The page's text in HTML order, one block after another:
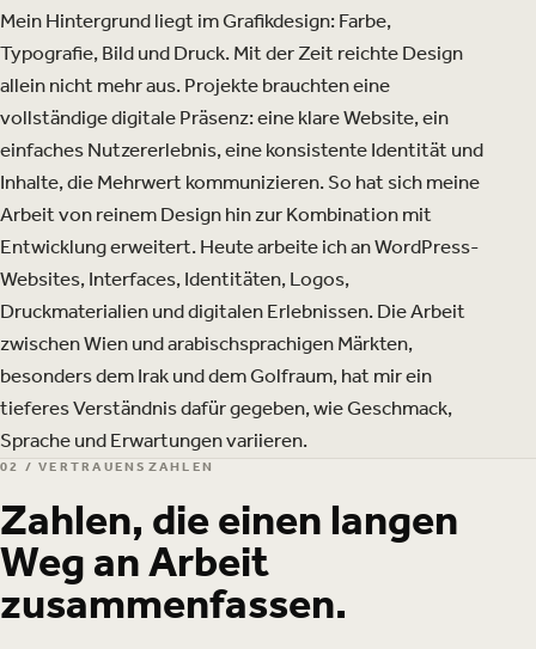
Mein Hintergrund liegt im Grafikdesign: Farbe,
Typografie, Bild und Druck. Mit der Zeit reichte Design
allein nicht mehr aus. Projekte brauchten eine
vollständige digitale Präsenz: eine klare Website, ein
einfaches Nutzererlebnis, eine konsistente Identität und
Inhalte, die Mehrwert kommunizieren. So hat sich meine
Arbeit von reinem Design hin zur Kombination mit
Entwicklung erweitert. Heute arbeite ich an WordPress-
Websites, Interfaces, Identitäten, Logos,
Druckmaterialien und digitalen Erlebnissen. Die Arbeit
zwischen Wien und arabischsprachigen Märkten,
besonders dem Irak und dem Golfraum, hat mir ein
tieferes Verständnis dafür gegeben, wie Geschmack,
Sprache und Erwartungen variieren.
02 / VERTRAUENSZAHLEN
Zahlen, die einen langen
Weg an Arbeit
zusammenfassen.